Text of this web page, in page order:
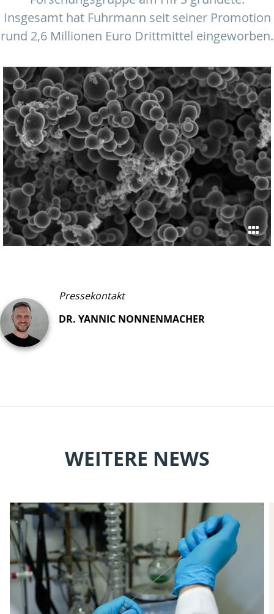
Insgesamt hat Fuhrmann seit seiner Promotion
rund 2,6 Millionen Euro Drittmittel eingeworben.
Pressekontakt
DR. YANNIC NONNENMACHER
WEITERE NEWS